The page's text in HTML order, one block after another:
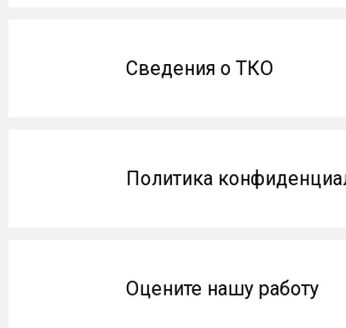
Сведения о ТКО
Политика
Оцените нашу работу